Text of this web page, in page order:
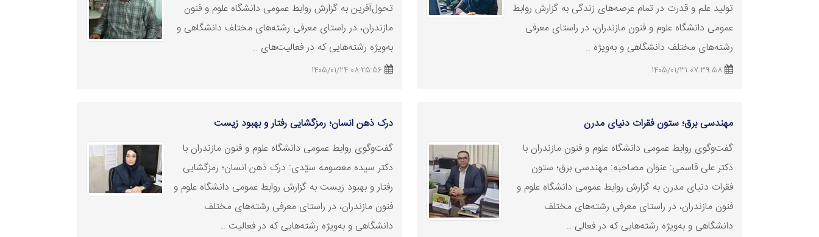
تولید علم و قدرت در تمام عرصه‌های زندگی به گزارش روابط
عمومی دانشگاه علوم و فنون مازندران، در راستای معرفی
رشته‌های مختلف دانشگاهی و به‌ویژه ..
07:39:58 1405/01/31
تحول‌آفرین به گزارش روابط عمومی دانشگاه علوم و فنون
مازندران، در راستای معرفی رشته‌های مختلف دانشگاهی و
به‌ویژه رشته‌هایی که در فعالیت‌های ..
08:25:56 1405/01/24
مهندسی برق؛ ستون فقرات دنیای مدرن
گفت‌وگوی روابط عمومی دانشگاه علوم و فنون مازندران با
دکتر علی قاسمی: عنوان مصاحبه: مهندسی برق؛ ستون
فقرات دنیای مدرن به گزارش روابط عمومی دانشگاه علوم و
فنون مازندران، در راستای معرفی رشته‌های مختلف
دانشگاهی و به‌ویژه رشته‌هایی که در فعالی ..
درک ذهن انسان؛ رمزگشایی رفتار و بهبود زیست
گفت‌وگوی روابط عمومی دانشگاه علوم و فنون مازندران با
دکتر سیده معصومه سیّدی: درک ذهن انسان؛ رمزگشایی
رفتار و بهبود زیست به گزارش روابط عمومی دانشگاه علوم و
فنون مازندران، در راستای معرفی رشته‌های مختلف
دانشگاهی و به‌ویژه رشته‌هایی که در فعالیت‌ ..